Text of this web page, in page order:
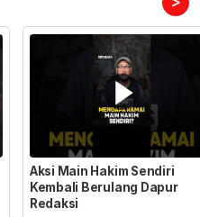
Aksi Main Hakim Sendiri
Kembali Berulang Dapur
Redaksi